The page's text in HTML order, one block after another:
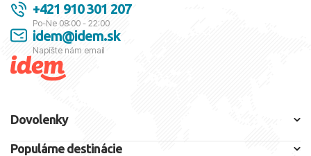
+421 910 301 207
Po-Ne 08:00 - 22:00
idem@idem.sk
Napíšte nám email
Dovolenky
Populárne destinácie